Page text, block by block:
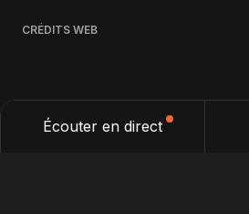
Écouter en direct
CRÉDITS WEB